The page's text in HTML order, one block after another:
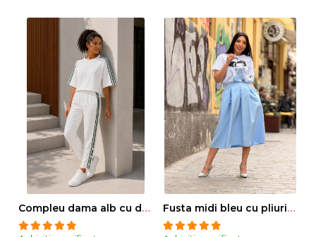
Compleu dama alb cu dungi laterale in nuante de verde si negru Fusta midi bleu cu pliuri si buzunare